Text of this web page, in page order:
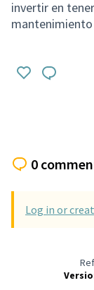
invertir en
mantenimiento
0
Log in or